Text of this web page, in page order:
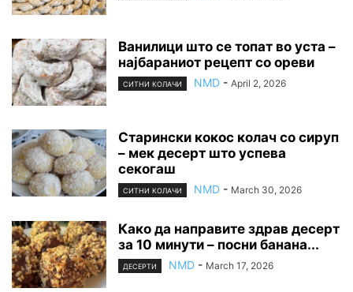
Ванилици што се топат во уста –
најбараниот рецепт со ореви
СИТНИ КОЛАЧИ NMD - April 2, 2026
Старински кокос колач со сируп
– мек десерт што успева
секогаш
СИТНИ КОЛАЧИ NMD - March 30, 2026
Како да направите здрав десерт
за 10 минути – посни банана...
ДЕСЕРТИ NMD - March 17, 2026